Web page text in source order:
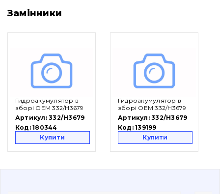
Контакти
Вакансії
Каталог
Фільтри та мастильні матеріали
Ходова частина
Замінники
Гидроакумулятор в
зборі OEM 332/H3679
Артикул:332/H3679
Код:180344
Купити
Гидроакумулятор в
зборі OEM 332/H3679
Артикул:332/H3679
Код:139199
Купити